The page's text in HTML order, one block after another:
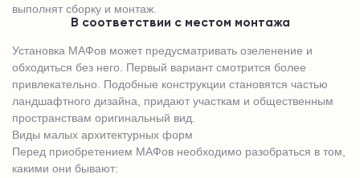
выполнят сборку и монтаж.
В соответствии с местом монтажа
Установка МАФов может предусматривать озеленение и
обходиться без него. Первый вариант смотрится более
привлекательно. Подобные конструкции становятся частью
ландшафтного дизайна, придают участкам и общественным
пространствам оригинальный вид.
Виды малых архитектурных форм
Перед приобретением МАФов необходимо разобраться в том,
какими они бывают: